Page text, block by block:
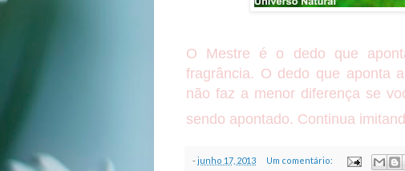
O Mestre é o dedo que
fragrância. O dedo que aponta
não faz a menor diferença se
sendo apontado. Continua
-junho 17, 2013
Um comentário: